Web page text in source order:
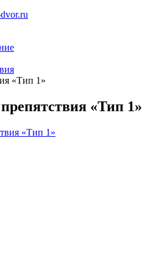
«Тип 1»
«Тип 1»